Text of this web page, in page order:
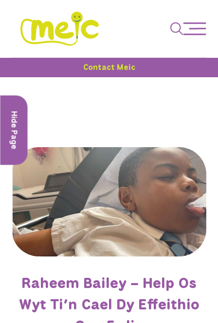
Contact Meic
Hide Page
Raheem Bailey – Help Os
Wyt Ti’n Cael Dy Effeithio